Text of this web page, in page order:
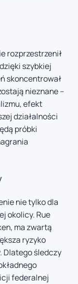
rozprzestrzenił
szybkiej
skoncentrował
nieznane –
efekt
działalności
próbki
nie tylko dla
okolicy. Rue
ma zwartą
ryzyko
Dlatego śledczy
federalnej